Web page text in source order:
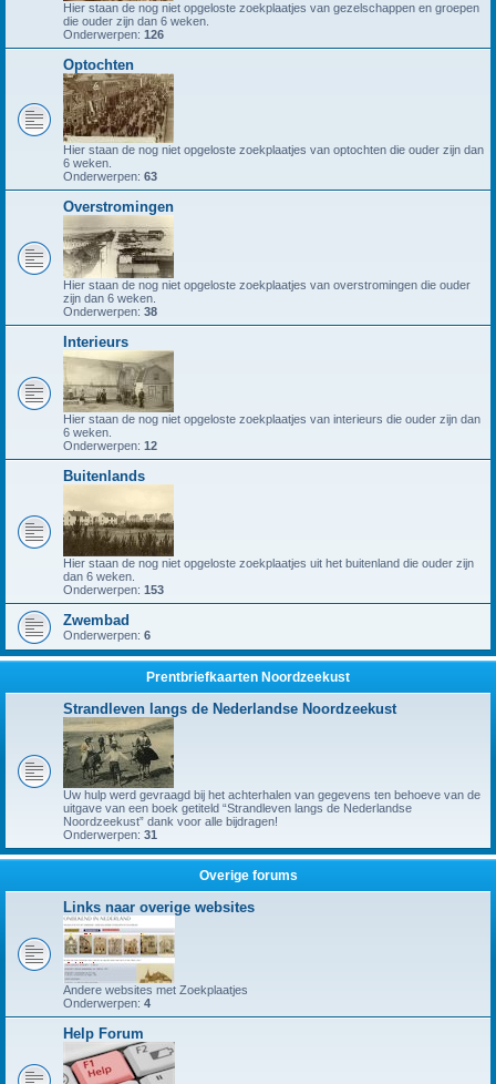
Hier staan de nog niet opgeloste zoekplaatjes van gezelschappen en groepen
die ouder zijn dan 6 weken.
Onderwerpen: 126
Optochten
Hier staan de nog niet opgeloste zoekplaatjes van optochten die ouder zijn dan
6 weken.
Onderwerpen: 63
Overstromingen
Hier staan de nog niet opgeloste zoekplaatjes van overstromingen die ouder
zijn dan 6 weken.
Onderwerpen: 38
Interieurs
Hier staan de nog niet opgeloste zoekplaatjes van interieurs die ouder zijn dan
6 weken.
Onderwerpen: 12
Buitenlands
Hier staan de nog niet opgeloste zoekplaatjes uit het buitenland die ouder zijn
dan 6 weken.
Onderwerpen: 153
Zwembad
Onderwerpen: 6
Prentbriefkaarten Noordzeekust
Strandleven langs de Nederlandse Noordzeekust
Uw hulp werd gevraagd bij het achterhalen van gegevens ten behoeve van de
uitgave van een boek getiteld “Strandleven langs de Nederlandse
Noordzeekust” dank voor alle bijdragen!
Onderwerpen: 31
Overige forums
Links naar overige websites
Andere websites met Zoekplaatjes
Onderwerpen: 4
Help Forum